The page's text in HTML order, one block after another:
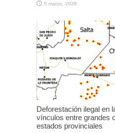
5 marzo, 2026
Deforestación ilegal en
vínculos entre grandes
estados provinciales